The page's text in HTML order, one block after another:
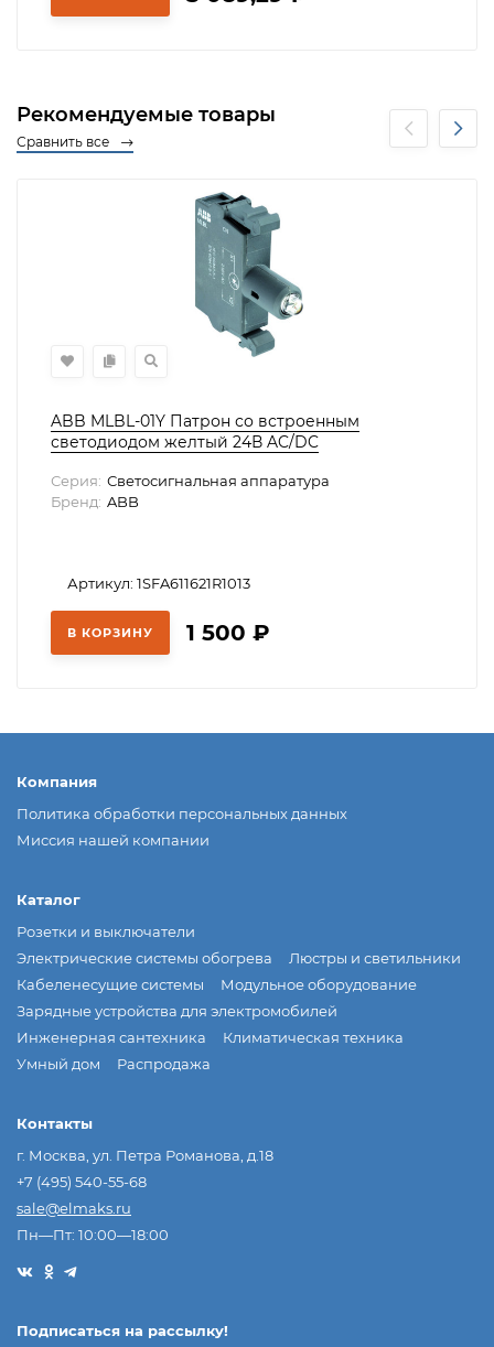
Рекомендуемые товары
Сравнить все
ABB MLBL-01Y Патрон со встроенным
светодиодом желтый 24В AC/DC
Серия: Светосигнальная аппаратура
Бренд: ABB
Артикул: 1SFA611621R1013
В КОРЗИНУ 1 500 ₽
Компания
Политика обработки персональных данных
Миссия нашей компании
Каталог
Розетки и выключатели
Электрические системы обогрева
Люстры и светильники
Кабеленесущие системы
Модульное оборудование
Зарядные устройства для электромобилей
Инженерная сантехника
Климатическая техника
Умный дом
Распродажа
Контакты
г. Москва, ул. Петра Романова, д.18
+7 (495) 540-55-68
sale@elmaks.ru
Пн—Пт: 10:00—18:00
Подписаться на рассылкy!